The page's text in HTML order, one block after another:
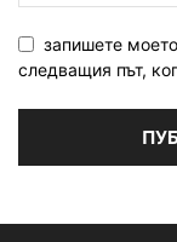
запишете
следващия път,